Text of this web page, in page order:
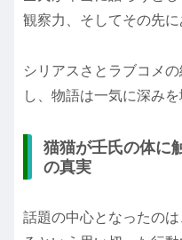
観察力、そしてその先
シリアスさとラブコメ
し、物語は一気に深みを
猫猫が壬氏の体に
の真実
話題の中心となったの